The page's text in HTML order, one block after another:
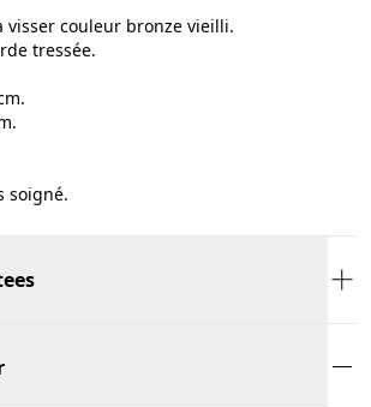
visser couleur bronze vieilli.
tressée.
soigné.